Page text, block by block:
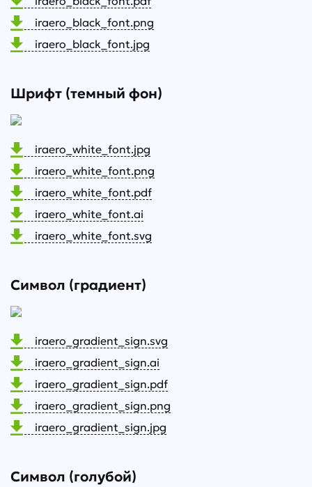
iraero_black_font.png
iraero_black_font.jpg
Шрифт (темный фон)
iraero_white_font.jpg
iraero_white_font.png
iraero_white_font.pdf
iraero_white_font.ai
iraero_white_font.svg
Символ (градиент)
iraero_gradient_sign.svg
iraero_gradient_sign.ai
iraero_gradient_sign.pdf
iraero_gradient_sign.png
iraero_gradient_sign.jpg
Символ (голубой)